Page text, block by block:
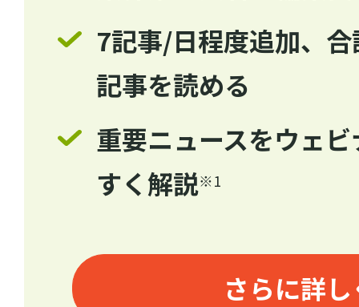
7記事/日程度追加、
記事を読める
重要ニュースをウェ
すく解説※1
さらに詳